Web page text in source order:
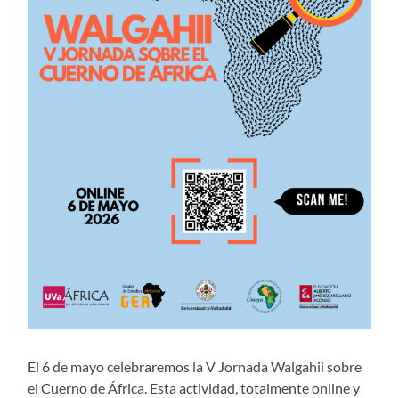
El 6 de mayo celebraremos la V Jornada Walgahii sobre
el Cuerno de África. Esta actividad, totalmente online y